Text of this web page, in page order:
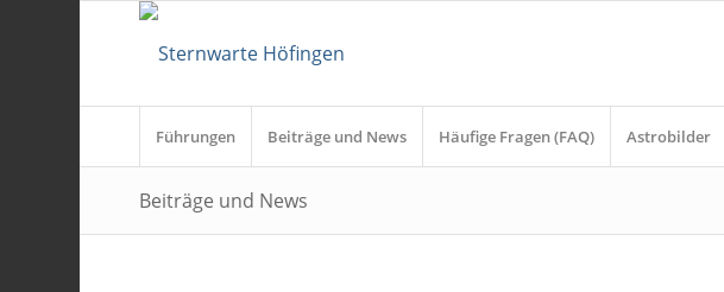
Führungen Beiträge und News Häufige Fragen (FAQ) Astrobilder
Beiträge und News